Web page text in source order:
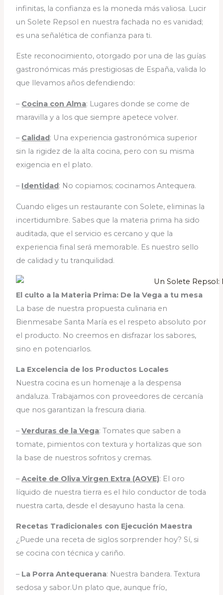
infinitas, la confianza es la moneda más valiosa. Lucir
un Solete Repsol en nuestra fachada no es vanidad;
es una señalética de confianza para ti.
Este reconocimiento, otorgado por una de las guías
gastronómicas más prestigiosas de España, valida lo
que llevamos años defendiendo:
– Cocina con Alma: Lugares donde se come de
maravilla y a los que siempre apetece volver.
– Calidad : Una experiencia gastronómica superior
sin la rigidez de la alta cocina, pero con su misma
exigencia en el plato.
– Identidad: No copiamos; cocinamos Antequera.
Cuando eliges un restaurante con Solete, eliminas la
incertidumbre. Sabes que la materia prima ha sido
auditada, que el servicio es cercano y que la
experiencia final será memorable. Es nuestro sello
de calidad y tu tranquilidad.
El culto a la Materia Prima: De la Vega a tu mesa
La base de nuestra propuesta culinaria en
Bienmesabe Santa María es el respeto absoluto por
el producto. No creemos en disfrazar los sabores,
sino en potenciarlos.
La Excelencia de los Productos Locales
Nuestra cocina es un homenaje a la despensa
andaluza. Trabajamos con proveedores de cercanía
que nos garantizan la frescura diaria.
–Verduras de la Vega: Tomates que saben a
tomate, pimientos con textura y hortalizas que son
la base de nuestros sofritos y cremas.
–Aceite de Oliva Virgen Extra (AOVE): El oro
líquido de nuestra tierra es el hilo conductor de toda
nuestra carta, desde el desayuno hasta la cena.
Recetas Tradicionales con Ejecución Maestra
¿Puede una receta de siglos sorprender hoy? Sí, si
se cocina con técnica y cariño.
– La Porra Antequerana: Nuestra bandera. Textura
sedosa y sabor.Un plato que, aunque frío,